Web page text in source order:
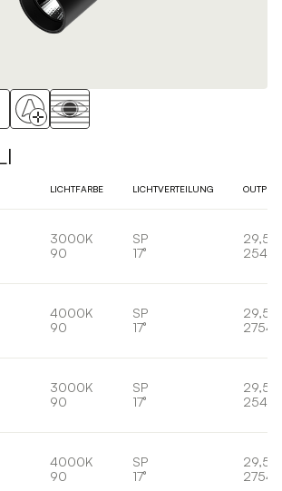
LICHTFARBE LICHTVERTEILUNG OUTPUT
3000K
90
SP
17°
29,5W
4000K
90
SP
17°
29,5W
3000K
90
SP
17°
29,5W
4000K
90
SP
17°
29,5W